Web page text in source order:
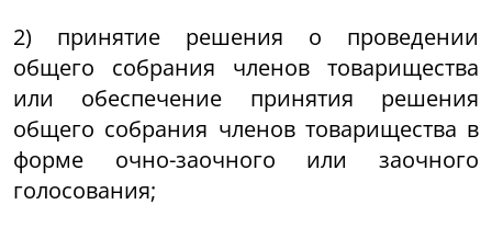
2) принятие решения о проведении
общего собрания членов товарищества
или обеспечение принятия решения
общего собрания членов товарищества в
форме очно-заочного или заочного
голосования;